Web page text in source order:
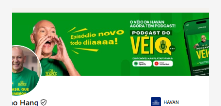
confraternizações de fim de ano e pelo pagamento do 13º
Salário para um número maior de trabalhadores, já que o
país tem a menor taxa de desemprego dos anos recentes.
Ainda segundo a Pesquisa, em novembro de 2025, 40% dos
bares e restaurantes operaram com lucro e outros 40%
registraram equilíbrio financeiro. Já o percentual de
estabelecimentos no prejuízo ficou em 19%, pouco abaixo